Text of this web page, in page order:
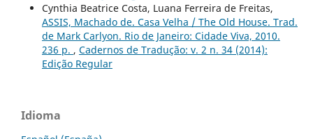
Cynthia Beatrice Costa, Luana Ferreira de Freitas,
ASSIS, Machado de. Casa Velha / The Old House. Trad.
de Mark Carlyon. Rio de Janeiro: Cidade Viva, 2010.
236 p. , Cadernos de Tradução: v. 2 n. 34 (2014):
Edição Regular
Idioma